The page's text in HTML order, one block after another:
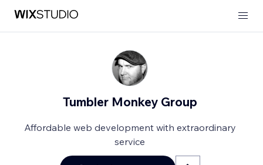
Tumbler Monkey Group
Affordable web development with extraordinary
service